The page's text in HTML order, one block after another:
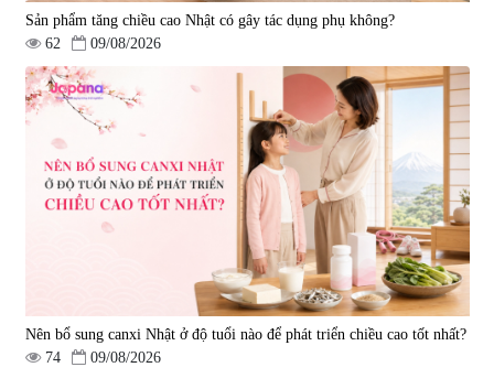
Sản phẩm tăng chiều cao Nhật có gây tác dụng phụ không?
62
09/08/2026
Nên bổ sung canxi Nhật ở độ tuổi nào để phát triển chiều cao tốt nhất?
74
09/08/2026